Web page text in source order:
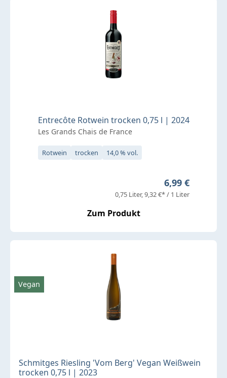
Entrecôte Rotwein trocken 0,75 l | 2024
Les Grands Chais de France
Rotwein trocken 14,0 % vol.
Regulärer
6,99 €
0,75 Liter 9,32 €* / 1 Liter
Zum Produkt
Schmitges Riesling 'Vom Berg' Vegan Weißwein
trocken 0,75 l | 2023
Vegan